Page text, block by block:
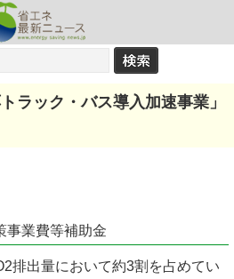
ラック・バス導入加速事業」
事業費等補助金
排出量において約3割を占めてい